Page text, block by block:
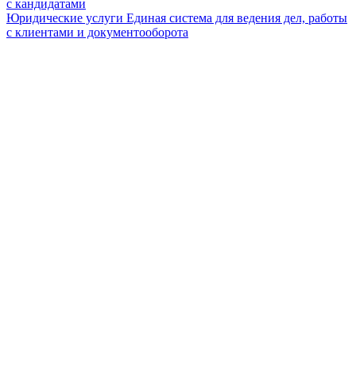
с кандидатами
Юридические услуги Единая система для ведения дел, работы
с клиентами и документооборота